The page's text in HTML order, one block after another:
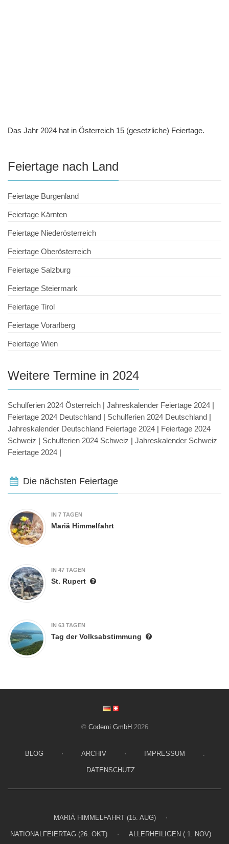
Das Jahr 2024 hat in Österreich 15 (gesetzliche) Feiertage.
Feiertage nach Land
Feiertage Burgenland
Feiertage Kärnten
Feiertage Niederösterreich
Feiertage Oberösterreich
Feiertage Salzburg
Feiertage Steiermark
Feiertage Tirol
Feiertage Vorarlberg
Feiertage Wien
Weitere Termine in 2024
Schulferien 2024 Österreich | Jahreskalender Feiertage 2024 |
Feiertage 2024 Deutschland | Schulferien 2024 Deutschland |
Jahreskalender Deutschland Feiertage 2024 | Feiertage 2024
Schweiz | Schulferien 2024 Schweiz | Jahreskalender Schweiz
Feiertage 2024 |
Die nächsten Feiertage
IN 7 TAGEN
Mariä Himmelfahrt
IN 47 TAGEN
St. Rupert
IN 63 TAGEN
Tag der Volksabstimmung
© Codemi GmbH 2026
BLOG ⋅ ARCHIV ⋅ IMPRESSUM .
DATENSCHUTZ
MARIÄ HIMMELFAHRT (15. AUG) ⋅
NATIONALFEIERTAG (26. OKT) ⋅ ALLERHEILIGEN ( 1. NOV)